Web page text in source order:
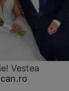
Vestea